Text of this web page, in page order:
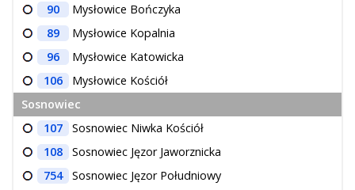
90
Mysłowice Bończyka
89
Mysłowice Kopalnia
96
Mysłowice Katowicka
106
Mysłowice Kościół
Sosnowiec
107
Sosnowiec Niwka Kościół
108
Sosnowiec Jęzor Jaworznicka
754
Sosnowiec Jęzor Południowy